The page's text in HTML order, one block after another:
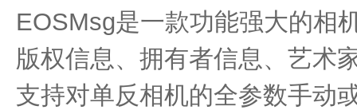
EOSMsg是一款功能强大的相
版权信息、拥有者信息、艺术
支持对单反相机的全参数手动